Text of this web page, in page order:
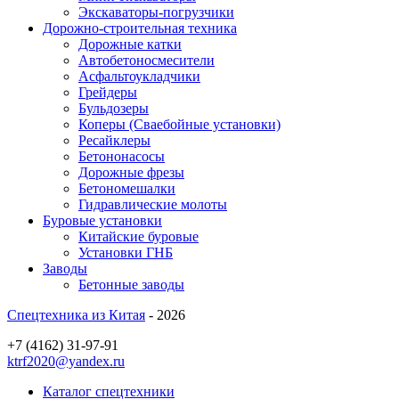
Экскаваторы-погрузчики
Дорожно-строительная техника
Дорожные катки
Автобетоносмесители
Асфальтоукладчики
Грейдеры
Бульдозеры
Коперы (Сваебойные установки)
Ресайклеры
Бетононасосы
Дорожные фрезы
Бетономешалки
Гидравлические молоты
Буровые установки
Китайские буровые
Установки ГНБ
Заводы
Бетонные заводы
Спецтехника из Китая - 2026
+7 (4162) 31-97-91
ktrf2020@yandex.ru
Каталог спецтехники